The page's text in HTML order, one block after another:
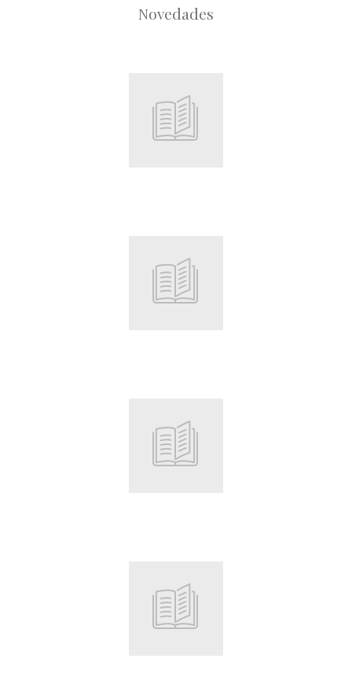
Novedades
Root
Root
Root
Root